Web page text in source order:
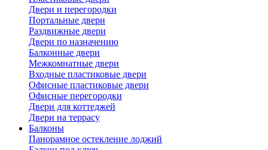
Двери и перегородки
Портальные двери
Раздвижные двери
Двери по назначению
Балконные двери
Межкомнатные двери
Входные пластиковые двери
Офисные пластиковые двери
Офисные перегородки
Двери для коттеджей
Двери на террасу
Балконы
Панорамное остекление лоджий